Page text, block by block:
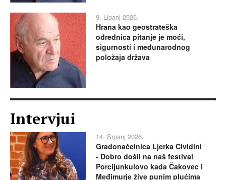
9. Lipanj 2026.
Hrana kao geostrateška
odrednica pitanje je moći,
sigurnosti i međunarodnog
položaja država
Intervjui
14. Srpanj 2026.
Gradonačelnica Ljerka Cividini
- Dobro došli na naš festival
Porcijunkulovo kada Čakovec i
Međimurje žive punim plućima